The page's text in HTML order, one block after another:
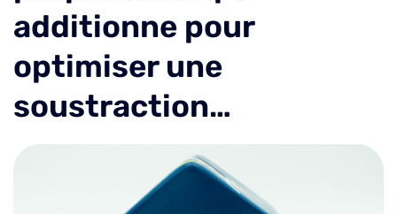
additionne pour
optimiser une
soustraction…